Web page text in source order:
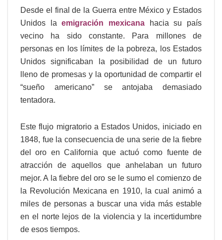
Desde el final de la Guerra entre México y Estados
Unidos laemigración mexicana
hacia su país
vecino ha sido constante. Para millones de
personas en los límites de la pobreza, los Estados
Unidos significaban la posibilidad de un futuro
lleno de promesas y la oportunidad de compartir el
“sueño americano” se antojaba demasiado
tentadora.
Este flujo migratorio a Estados Unidos, iniciado en
1848, fue la consecuencia de una serie de la fiebre
del oro en California que actuó como fuente de
atracción de aquellos que anhelaban un futuro
mejor. A la fiebre del oro se le sumo el comienzo de
la Revolución Mexicana en 1910, la cual animó a
miles de personas a buscar una vida más estable
en el norte lejos de la violencia y la incertidumbre
de esos tiempos.